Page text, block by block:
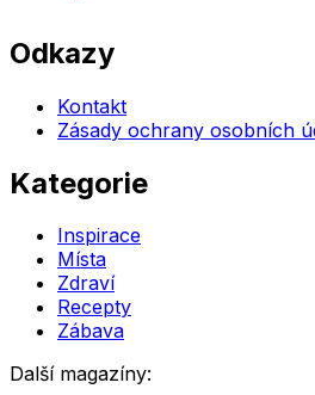
Odkazy
Kontakt
Zásady ochrany osobních
Kategorie
Inspirace
Místa
Zdraví
Recepty
Zábava
Další magazíny: